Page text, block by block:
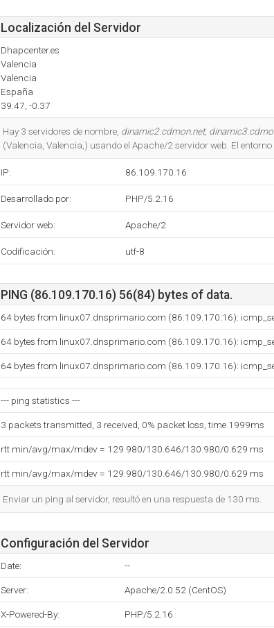
Localización del Servidor
Dhapcenter.es
Valencia
Valencia
España
39.47, -0.37
Hay 3 servidores de nombre, dinamic2.cdmon.net,
(Valencia, Valencia,) usando el Apache/2 servidor web. El
IP: 86.109.170.16
Desarrollado por: PHP/5.2.16
Servidor web: Apache/2
Codificación: utf-8
PING (86.109.170.16) 56(84) bytes of data.
64 bytes from linux07.dnsprimario.com (86.109.170.16):
64 bytes from linux07.dnsprimario.com (86.109.170.16):
64 bytes from linux07.dnsprimario.com (86.109.170.16):
--- ping statistics ---
3 packets transmitted, 3 received, 0% packet loss, time 1999ms
rtt min/avg/max/mdev = 129.980/130.646/130.980/0.629 ms
rtt min/avg/max/mdev = 129.980/130.646/130.980/0.629 ms
Enviar un ping al servidor, resultó en una respuesta de 130 ms.
Configuración del Servidor
Date: --
Server: Apache/2.0.52 (CentOS)
X-Powered-By: PHP/5.2.16